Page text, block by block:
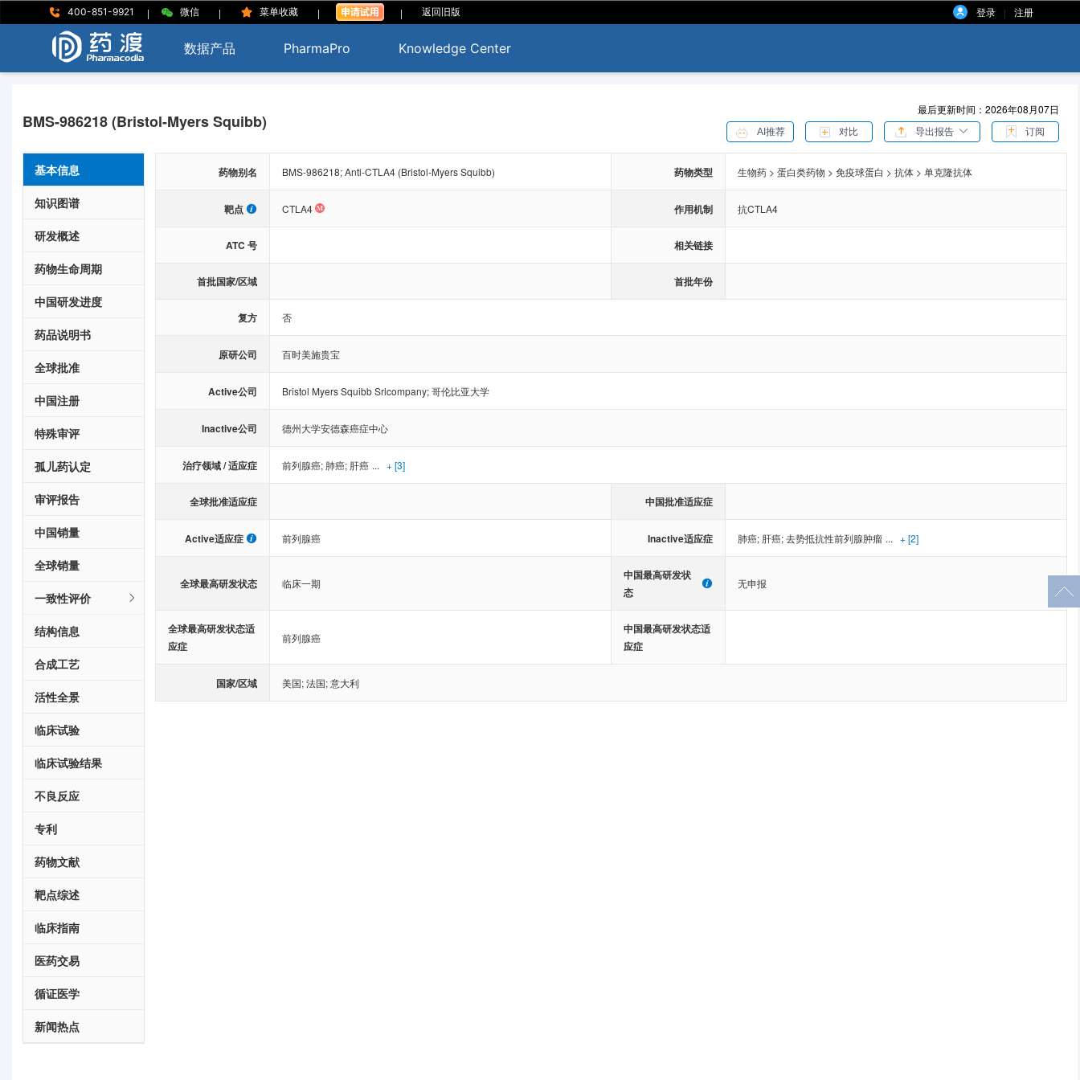
400-851-9921 | 微信 | 菜单收藏 | | 返回旧版 登录 | 注册
数据产品 PharmaPro Knowledge Center
BMS-986218 (Bristol-Myers Squibb)
最后更新时间：2026年08月07日
AI推荐 对比 导出报告 订阅
基本信息
知识图谱
研发概述
药物生命周期
中国研发进度
药品说明书
全球批准
中国注册
特殊审评
孤儿药认定
审评报告
中国销量
全球销量
一致性评价
结构信息
合成工艺
活性全景
临床试验
临床试验结果
不良反应
专利
药物文献
靶点综述
临床指南
医药交易
循证医学
新闻热点
药物别名 BMS-986218; Anti-CTLA4 (Bristol-Myers Squibb) 药物类型 生物药 > 蛋白类药物 > 免疫球蛋白 > 抗体 > 单克隆抗体
靶点 CTLA4 作用机制 抗CTLA4
ATC 号 相关链接
首批国家/区域 首批年份
复方 否
原研公司 百时美施贵宝
Active公司 Bristol Myers Squibb Srlcompany;哥伦比亚大学
Inactive公司 德州大学安德森癌症中心
治疗领域 / 适应症 前列腺癌; 肺癌; 肝癌 ... + [3]
全球批准适应症 中国批准适应症
Active适应症 前列腺癌 Inactive适应症 肺癌; 肝癌;去势抵抗性前列腺肿瘤 ... + [2]
全球最高研发状态 临床一期
中国最高研发状
态
无申报
全球最高研发状态适
应症
前列腺癌
中国最高研发状态适
应症
国家/区域 美国;法国;意大利